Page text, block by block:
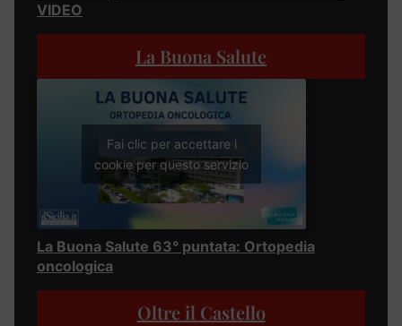
VIDEO
La Buona Salute
Fai clic per accettare i
cookie per questo servizio
La Buona Salute 63° puntata: Ortopedia
oncologica
Oltre il Castello